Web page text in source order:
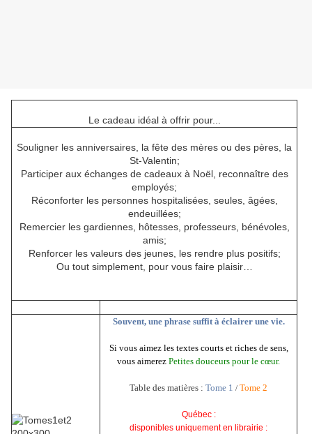
Le cadeau idéal à offrir pour...
Souligner les anniversaires, la fête des mères ou des pères, la
St-Valentin;
Participer aux échanges de cadeaux à Noël, reconnaître des
employés;
Réconforter les personnes hospitalisées, seules, âgées,
endeuillées;
Remercier les gardiennes, hôtesses, professeurs, bénévoles,
amis;
Renforcer les valeurs des jeunes, les rendre plus positifs;
Ou tout simplement, pour vous faire plaisir…
Souvent, une phrase suffit à éclairer une vie.
Si vous aimez les textes courts et riches de sens,
vous aimerez Petites douceurs pour le cœur.
Table des matières : Tome 1 / Tome 2
Québec :
disponibles uniquement en librairie :